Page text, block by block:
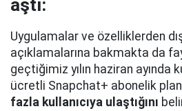
aştı:
Uygulamalar ve özelliklerden
açıklamalarına bakmakta da
geçtiğimiz yılın haziran ayında
ücretli Snapchat+ abonelik
fazla kullanıcıya ulaştığını